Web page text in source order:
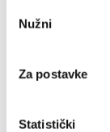
Selection
Nužni
Za postavke
Statistički